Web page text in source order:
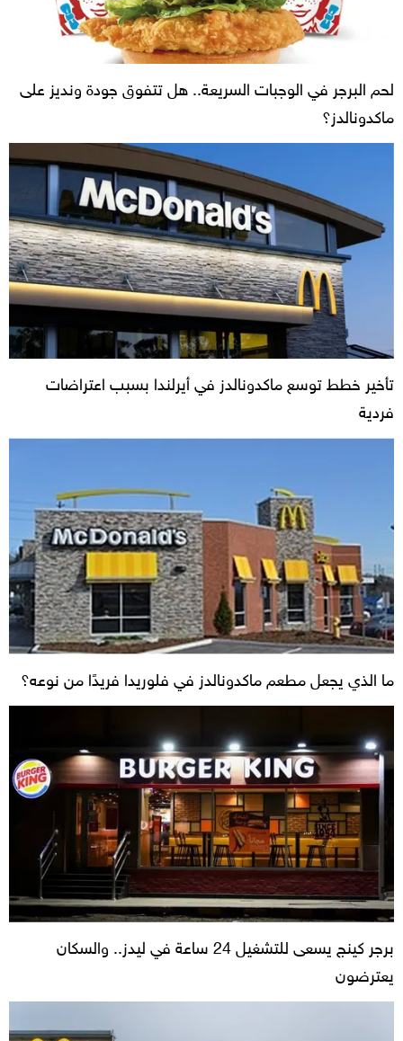
لحم البرجر في الوجبات السريعة.. هل تتفوق جودة ونديز على
ماكدونالدز؟
تأخير خطط توسع ماكدونالدز في أيرلندا بسبب اعتراضات
فردية
ما الذي يجعل مطعم ماكدونالدز في فلوريدا فريدًا من نوعه؟
برجر كينج يسعى للتشغيل 24 ساعة في ليدز.. والسكان
يعترضون